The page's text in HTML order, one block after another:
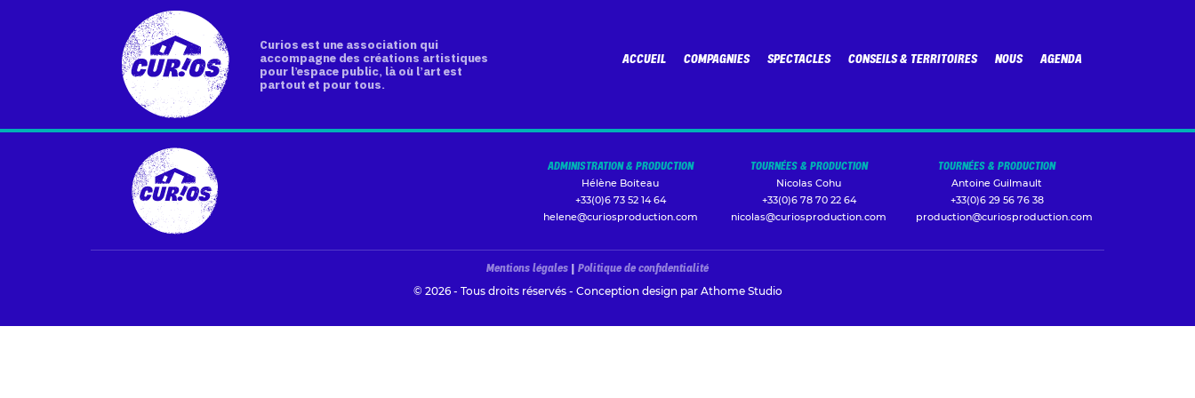
Curios est une association qui
accompagne des créations artistiques
pour l’espace public, là où l’art est
partout et pour tous.
ACCUEIL COMPAGNIES SPECTACLES CONSEILS & TERRITOIRES NOUS AGENDA
ADMINISTRATION & PRODUCTION
Hélène Boiteau
+33(0)6 73 52 14 64
helene@curiosproduction.com
TOURNÉES & PRODUCTION
Nicolas Cohu
+33(0)6 78 70 22 64
nicolas@curiosproduction.com
TOURNÉES & PRODUCTION
Antoine Guilmault
+33(0)6 29 56 76 38
production@curiosproduction.com
Mentions légales | Politique de confidentialité
© 2026 - Tous droits réservés - Conception design par Athome Studio